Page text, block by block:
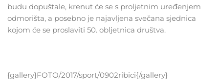
budu dopuštale, krenut će se s proljetnim uređenjem
odmorišta, a posebno je najavljena svečana sjednica
kojom će se proslaviti 50. obljetnica društva.
{gallery}FOTO/2017/sport/0902ribici{/gallery}